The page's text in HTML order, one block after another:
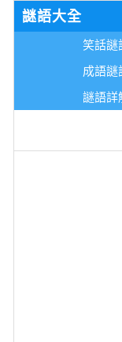
謎語大全
笑話謎
成語謎
謎語詳